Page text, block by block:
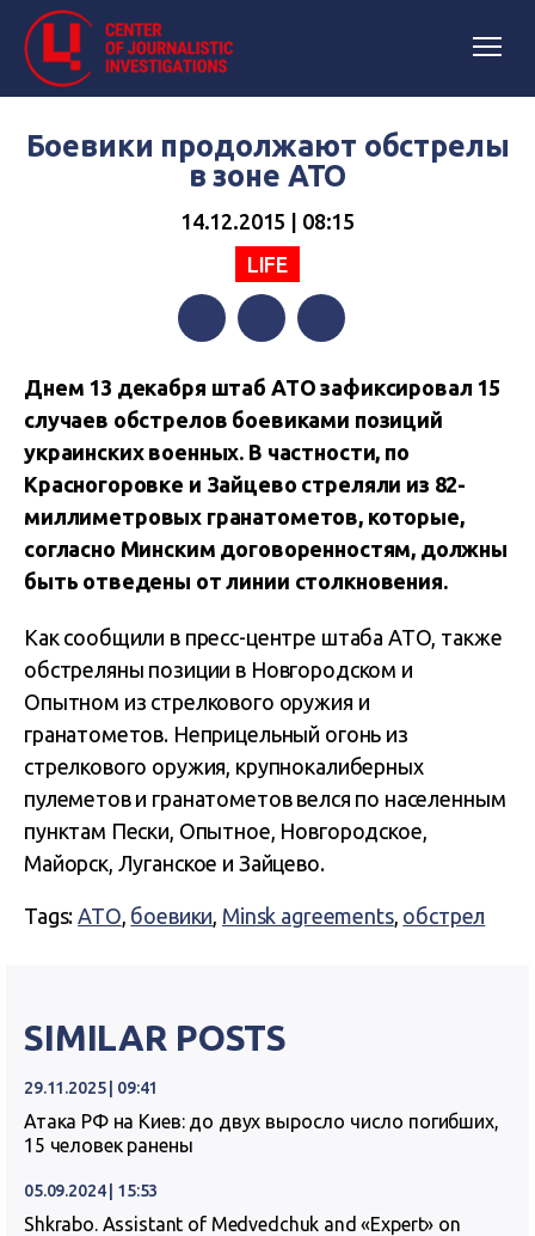
Боевики продолжают обстрелы
в зоне АТО
14.12.2015 | 08:15
LIFE
Днем 13 декабря штаб АТО зафиксировал 15
случаев обстрелов боевиками позиций
украинских военных. В частности, по
Красногоровке и Зайцево стреляли из 82-
миллиметровых гранатометов, которые,
согласно Минским договоренностям, должны
быть отведены от линии столкновения.
Как сообщили в пресс-центре штаба АТО, также
обстреляны позиции в Новгородском и
Опытном из стрелкового оружия и
гранатометов. Неприцельный огонь из
стрелкового оружия, крупнокалиберных
пулеметов и гранатометов велся по населенным
пунктам Пески, Опытное, Новгородское,
Майорск, Луганское и Зайцево.
Tags:АТО, боевики, Minsk agreements, обстрел
SIMILAR POSTS
29.11.2025 | 09:41
Атака РФ на Киев: до двух выросло число погибших,
15 человек ранены
05.09.2024 | 15:53
Shkrabo. Assistant of Medvedchuk and «Expert» on